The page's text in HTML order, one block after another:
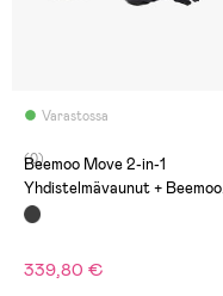
Varastossa
(0)
Beemoo Move 2-in-1
Yhdistelmävaunut + Beemoo
Route i-Size Turvakaukalo,
339,80 €